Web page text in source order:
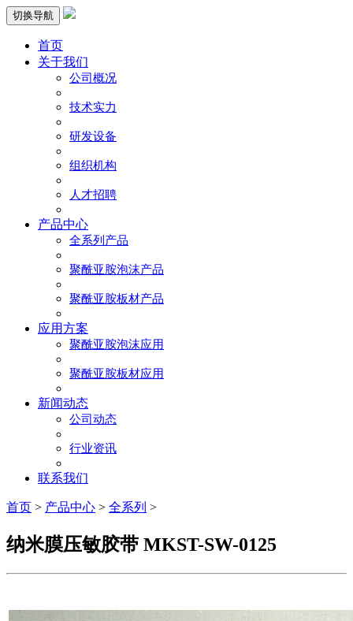
切换导航
首页
关于我们
公司概况
技术实力
研发设备
组织机构
人才招聘
产品中心
全系列产品
聚酰亚胺泡沫产品
聚酰亚胺板材产品
应用方案
聚酰亚胺泡沫应用
聚酰亚胺板材应用
新闻动态
公司动态
行业资讯
联系我们
首页 > 产品中心 > 全系列 >
纳米膜压敏胶带 MKST-SW-0125